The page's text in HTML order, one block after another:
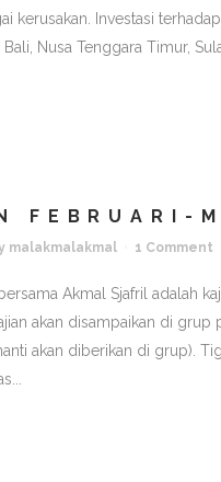
kerusakan. Investasi
Nusa Tenggara Timur,
FEBRUARI-
malakmalakmal 1 Comment
Akmal Sjafril adalah
akan disampaikan di
akan diberikan di grup).